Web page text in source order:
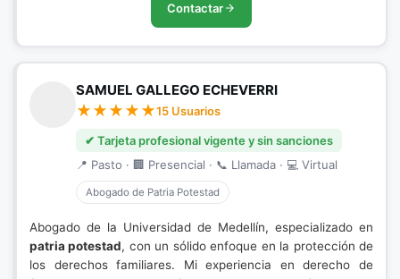
Contactar
SAMUEL GALLEGO ECHEVERRI
15 Usuarios
✔ Tarjeta profesional vigente y sin sanciones
📍 Pasto · 🏢 Presencial · 📞 Llamada · 💻 Virtual
Abogado de Patria Potestad
Abogado de la Universidad de Medellín, especializado en
patria potestad, con un sólido enfoque en la protección de
los derechos familiares. Mi experiencia en derecho de